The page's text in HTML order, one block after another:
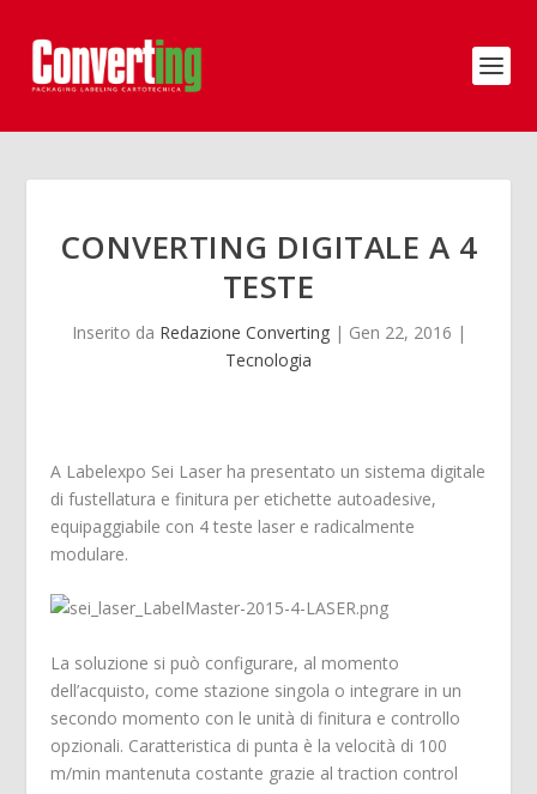
CONVERTING DIGITALE A 4
TESTE
Inserito da Redazione Converting| Gen 22, 2016 |
Tecnologia
A Labelexpo Sei Laser ha presentato un sistema digitale
di fustellatura e finitura per etichette autoadesive,
equipaggiabile con 4 teste laser e radicalmente
modulare.
La soluzione si può configurare, al momento
dell’acquisto, come stazione singola o integrare in un
secondo momento con le unità di finitura e controllo
opzionali. Caratteristica di punta è la velocità di 100
m/min mantenuta costante grazie al traction control